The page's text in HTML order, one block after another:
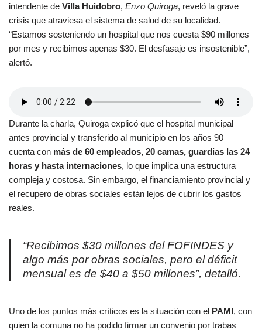
intendente de Villa Huidobro, Enzo Quiroga, reveló la grave
crisis que atraviesa el sistema de salud de su localidad.
“Estamos sosteniendo un hospital que nos cuesta $90 millones
por mes y recibimos apenas $30. El desfasaje es insostenible”,
alertó.
Durante la charla, Quiroga explicó que el hospital municipal –
antes provincial y transferido al municipio en los años 90–
cuenta con más de 60 empleados, 20 camas, guardias las 24
horas y hasta internaciones, lo que implica una estructura
compleja y costosa. Sin embargo, el financiamiento provincial y
el recupero de obras sociales están lejos de cubrir los gastos
reales.
“Recibimos $30 millones del FOFINDES y
algo más por obras sociales, pero el déficit
mensual es de $40 a $50 millones”, detalló.
Uno de los puntos más críticos es la situación con el PAMI, con
quien la comuna no ha podido firmar un convenio por trabas